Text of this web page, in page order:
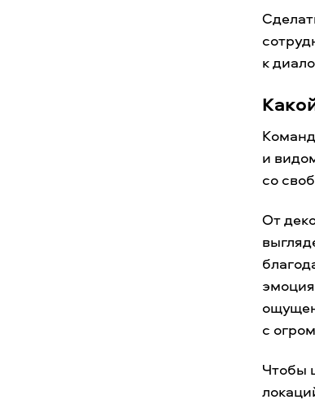
к
и
со
От
с
Чтобы